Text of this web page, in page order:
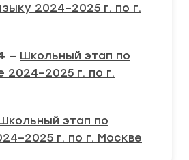
2024–2025 г. по г.
— Школьный этап по
г. по г.
этап по
г. по г. Москве